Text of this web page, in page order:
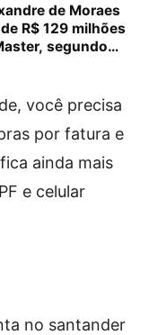
de Moraes
R$ 129 milhões
segundo
você precisa
por fatura e
ainda mais
e celular
no santander